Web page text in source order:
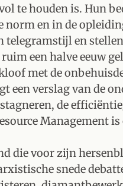
te houden is. Hun
norm en in de
telegramstijl en
een halve eeuw
met de
een verslag van de
de
Management
die voor zijn
snede